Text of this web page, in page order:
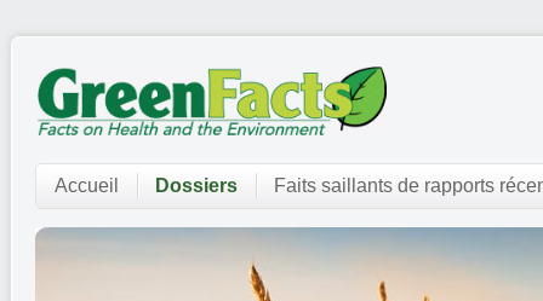
Accueil Dossiers Faits saillants de rapports